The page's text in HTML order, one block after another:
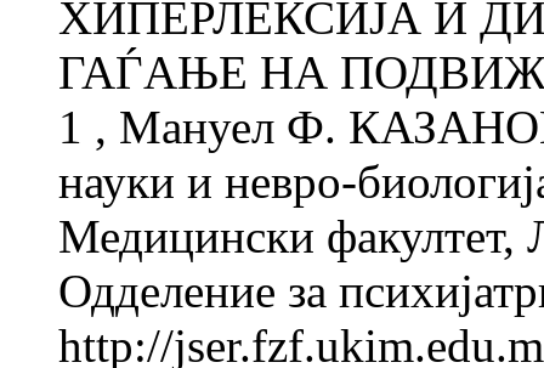
ХИПЕРЛЕКСИЈА И
ГАЃАЊЕ НА
1 , Мануел Ф.
науки и невро-
Медицински
Одделение за
http://